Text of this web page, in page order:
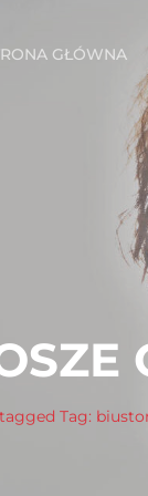
GŁÓWNA
Tag: